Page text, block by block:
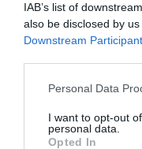
IAB’s list of
also be disclosed by
Downstream
Personal Data
I want to opt-out
personal data.
Opted In
minus feriboturile,
care le voi folosi la
De
“Pur și simplu simt